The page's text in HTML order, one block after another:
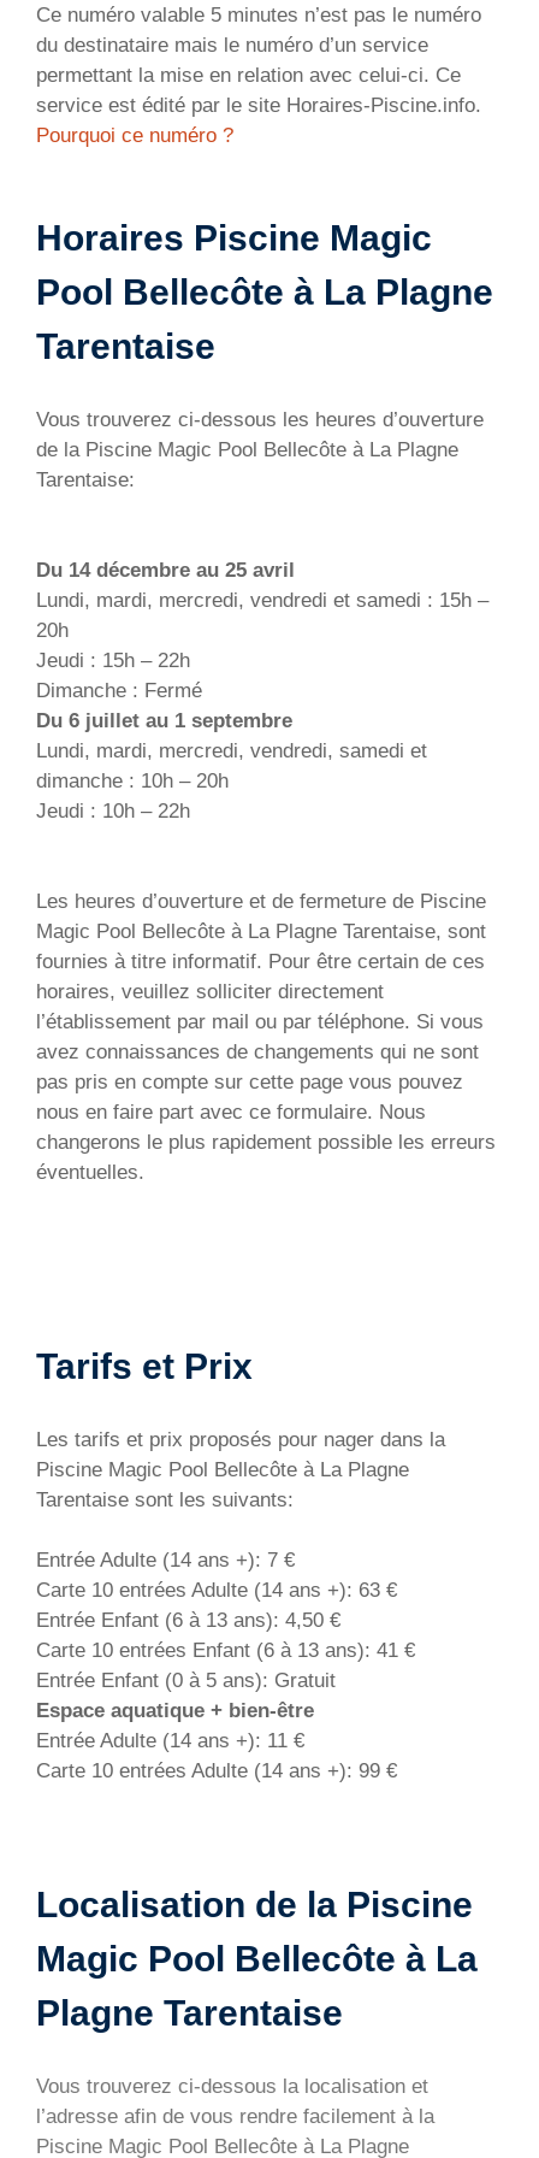
Ce numéro valable 5 minutes n’est pas le numéro
du destinataire mais le numéro d’un service
permettant la mise en relation avec celui-ci. Ce
service est édité par le site Horaires-Piscine.info.
Pourquoi ce numéro ?
Horaires Piscine Magic
Pool Bellecôte à La Plagne
Tarentaise
Vous trouverez ci-dessous les heures d’ouverture
de la Piscine Magic Pool Bellecôte à La Plagne
Tarentaise:
Du 14 décembre au 25 avril
Lundi, mardi, mercredi, vendredi et samedi : 15h –
20h
Jeudi : 15h – 22h
Dimanche : Fermé
Du 6 juillet au 1 septembre
Lundi, mardi, mercredi, vendredi, samedi et
dimanche : 10h – 20h
Jeudi : 10h – 22h
Les heures d’ouverture et de fermeture de Piscine
Magic Pool Bellecôte à La Plagne Tarentaise, sont
fournies à titre informatif. Pour être certain de ces
horaires, veuillez solliciter directement
l’établissement par mail ou par téléphone. Si vous
avez connaissances de changements qui ne sont
pas pris en compte sur cette page vous pouvez
nous en faire part avec ce formulaire. Nous
changerons le plus rapidement possible les erreurs
éventuelles.
Tarifs et Prix
Les tarifs et prix proposés pour nager dans la
Piscine Magic Pool Bellecôte à La Plagne
Tarentaise sont les suivants:
Entrée Adulte (14 ans +): 7 €
Carte 10 entrées Adulte (14 ans +): 63 €
Entrée Enfant (6 à 13 ans): 4,50 €
Carte 10 entrées Enfant (6 à 13 ans): 41 €
Entrée Enfant (0 à 5 ans): Gratuit
Espace aquatique + bien-être
Entrée Adulte (14 ans +): 11 €
Carte 10 entrées Adulte (14 ans +): 99 €
Localisation de la Piscine
Magic Pool Bellecôte à La
Plagne Tarentaise
Vous trouverez ci-dessous la localisation et
l’adresse afin de vous rendre facilement à la
Piscine Magic Pool Bellecôte à La Plagne